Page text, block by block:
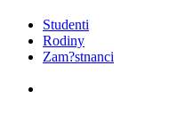
Studenti
Rodiny
Zam?stnanci